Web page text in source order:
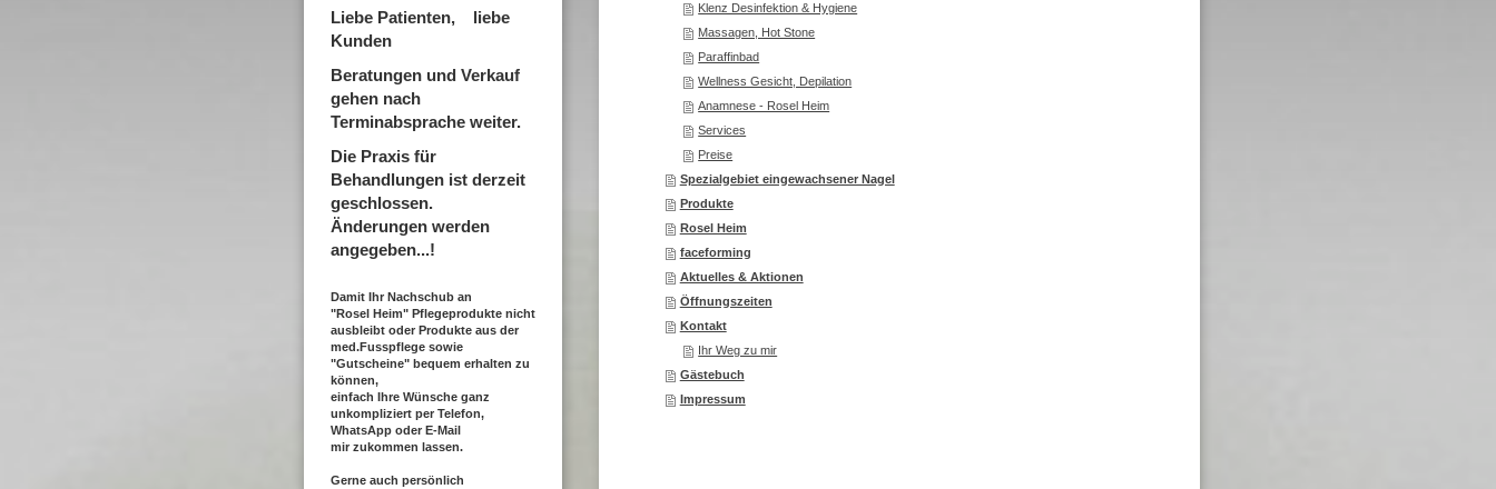
Liebe Patienten, liebe
Kunden
Beratungen und Verkauf
gehen nach
Terminabsprache weiter.
Die Praxis für
Behandlungen ist derzeit
geschlossen.
Änderungen werden
angegeben...!
Damit Ihr Nachschub an
"Rosel Heim" Pflegeprodukte nicht
ausbleibt oder Produkte aus der
med.Fusspflege sowie
"Gutscheine" bequem erhalten zu
können,
einfach Ihre Wünsche ganz
unkompliziert per Telefon,
WhatsApp oder E-Mail
mir zukommen lassen.
Gerne auch persönlich
Klenz Desinfektion & Hygiene
Massagen, Hot Stone
Paraffinbad
Wellness Gesicht, Depilation
Anamnese - Rosel Heim
Services
Preise
Spezialgebiet eingewachsener Nagel
Produkte
Rosel Heim
faceforming
Aktuelles & Aktionen
Öffnungszeiten
Kontakt
Ihr Weg zu mir
Gästebuch
Impressum